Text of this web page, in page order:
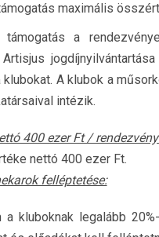
maximális
támogatás a
A klubok a
intézik.
400 ezer Ft /
nettó 400 ezer Ft.
felléptetése:
kluboknak legalább